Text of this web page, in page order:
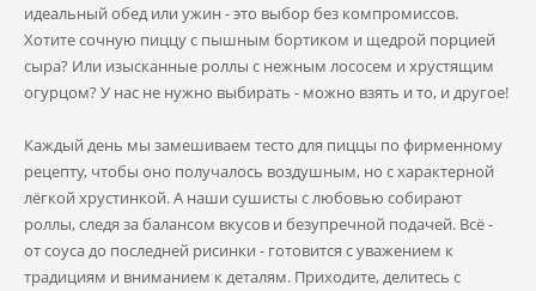
идеальный обед или ужин - это выбор без компромиссов.
Хотите сочную пиццу с пышным бортиком и щедрой порцией
сыра? Или изысканные роллы с нежным лососем и хрустящим
огурцом? У нас не нужно выбирать - можно взять и то, и другое!
Каждый день мы замешиваем тесто для пиццы по фирменному
рецепту, чтобы оно получалось воздушным, но с характерной
лёгкой хрустинкой. А наши сушисты с любовью собирают
роллы, следя за балансом вкусов и безупречной подачей. Всё -
от соуса до последней рисинки - готовится с уважением к
традициям и вниманием к деталям. Приходите, делитесь с